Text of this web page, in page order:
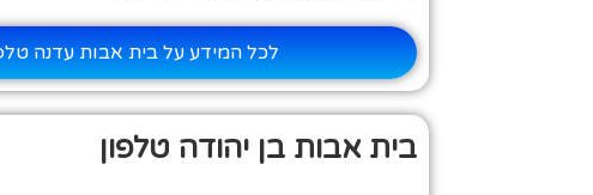
לכל המידע על בית אבות עדנה
בית אבות בן יהודה טלפון